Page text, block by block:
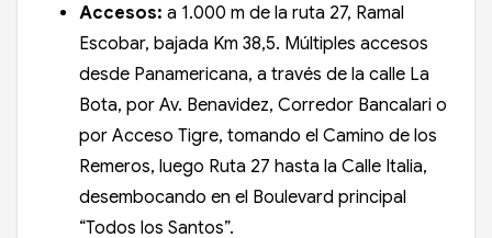
Accesos: a 1.000 m de la ruta 27, Ramal
Escobar, bajada Km 38,5. Múltiples accesos
desde Panamericana, a través de la calle La
Bota, por Av. Benavidez, Corredor Bancalari o
por Acceso Tigre, tomando el Camino de los
Remeros, luego Ruta 27 hasta la Calle Italia,
desembocando en el Boulevard principal
“Todos los Santos”.